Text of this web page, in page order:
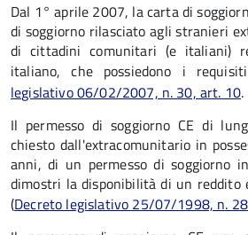
Dal 1° aprile 2007, la carta di
di soggiorno rilasciato agli stranieri
di cittadini comunitari (e italiani)
italiano, che possiedono i
legislativo 06/02/2007, n. 30, art. 10.
Il permesso di soggiorno CE di
chiesto dall'extracomunitario in
anni, di un permesso di soggiorno
dimostri la disponibilità di un reddito
(Decreto legislativo 25/07/1998, n.